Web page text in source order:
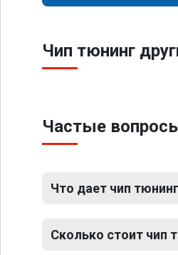
Чип тюнинг
Частые
Что дает чип
Сколько стоит чип